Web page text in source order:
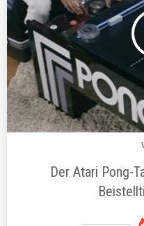
Der Atari Pong-